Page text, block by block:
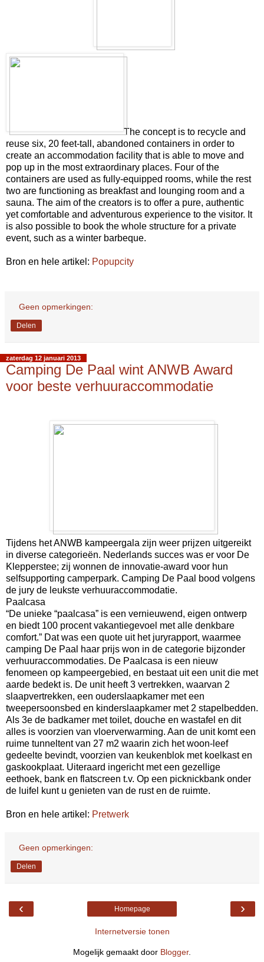
The concept is to recycle and
reuse six, 20 feet-tall, abandoned containers in order to
create an accommodation facility that is able to move and
pop up in the most extraordinary places. Four of the
containers are used as fully-equipped rooms, while the rest
two are functioning as breakfast and lounging room and a
sauna. The aim of the creators is to offer a pure, authentic
yet comfortable and adventurous experience to the visitor. It
is also possible to book the whole structure for a private
event, such as a winter barbeque.
Bron en hele artikel: Popupcity
Geen opmerkingen:
Delen
zaterdag 12 januari 2013
Camping De Paal wint ANWB Award
voor beste verhuuraccommodatie
Tijdens het ANWB kampeergala zijn weer prijzen uitgereikt
in diverse categorieën. Nederlands succes was er voor De
Klepperstee; zij wonnen de innovatie-award voor hun
selfsupporting camperpark. Camping De Paal bood volgens
de jury de leukste verhuuraccommodatie.
Paalcasa
“De unieke “paalcasa” is een vernieuwend, eigen ontwerp
en biedt 100 procent vakantiegevoel met alle denkbare
comfort.” Dat was een quote uit het juryrapport, waarmee
camping De Paal haar prijs won in de categorie bijzonder
verhuuraccommodaties. De Paalcasa is een nieuw
fenomeen op kampeergebied, en bestaat uit een unit die met
aarde bedekt is. De unit heeft 3 vertrekken, waarvan 2
slaapvertrekken, een ouderslaapkamer met een
tweepersoonsbed en kinderslaapkamer met 2 stapelbedden.
Als 3e de badkamer met toilet, douche en wastafel en dit
alles is voorzien van vloerverwarming. Aan de unit komt een
ruime tunneltent van 27 m2 waarin zich het woon-leef
gedeelte bevindt, voorzien van keukenblok met koelkast en
gaskookplaat. Uiteraard ingericht met een gezellige
eethoek, bank en flatscreen t.v. Op een picknickbank onder
de luifel kunt u genieten van de rust en de ruimte.
Bron en hele artikel: Pretwerk
Geen opmerkingen:
Delen
‹ ›
Homepage
Internetversie tonen
Mogelijk gemaakt door Blogger.